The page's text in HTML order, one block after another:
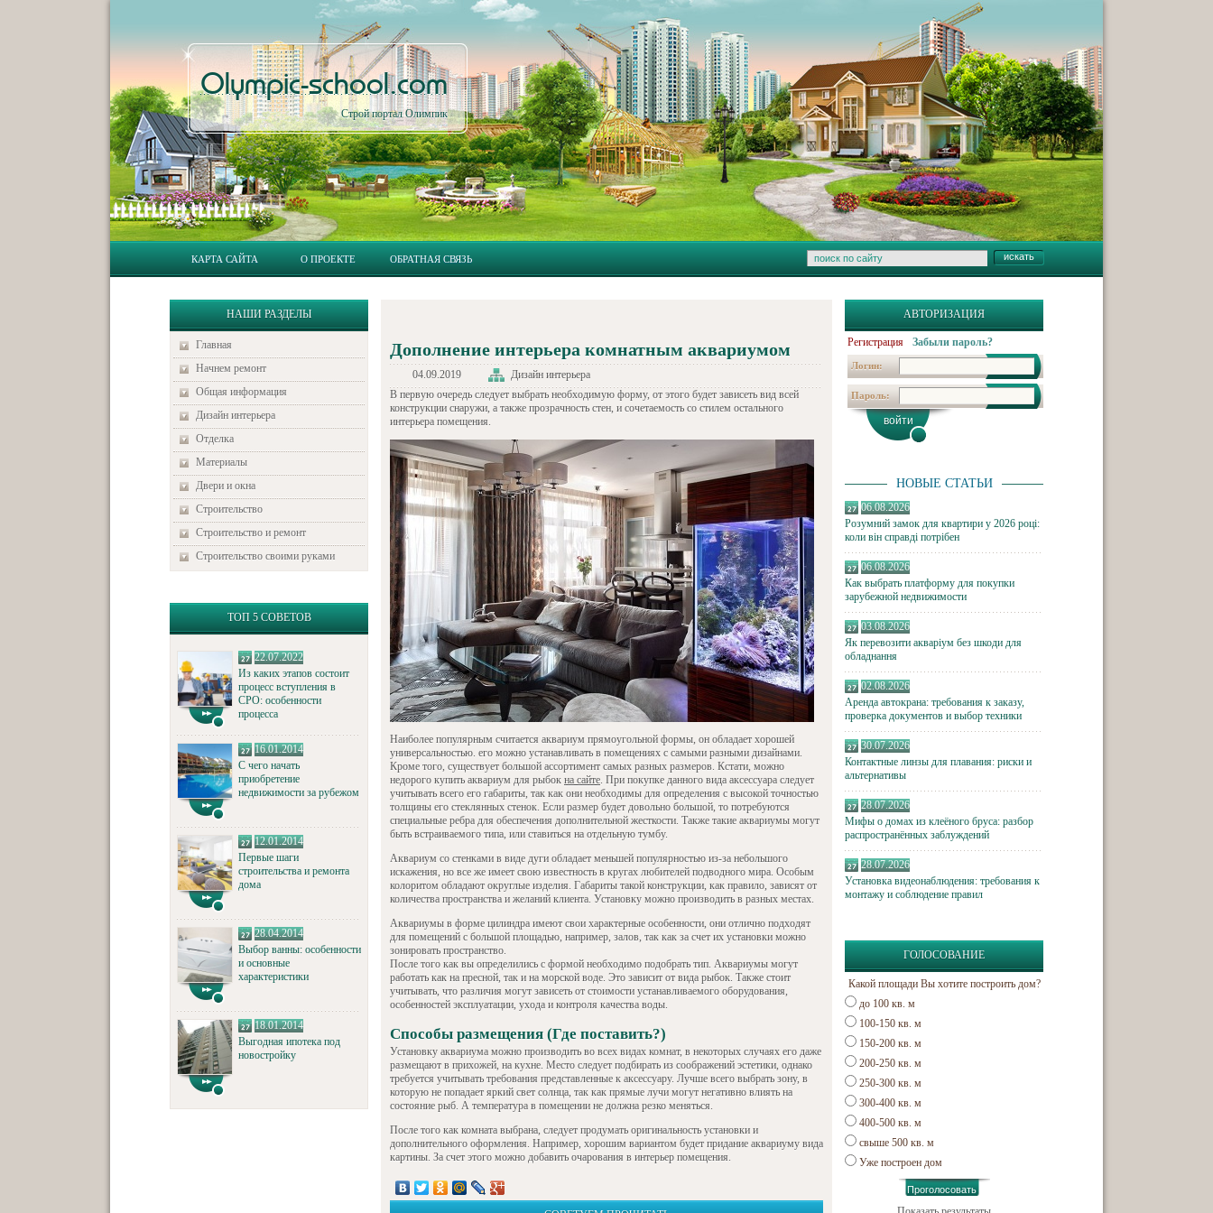
Olympic-school.com
Строй портал Олимпик
КАРТА САЙТА О ПРОЕКТЕ ОБРАТНАЯ СВЯЗЬ
НАШИ РАЗДЕЛЫ
Главная
Начнем ремонт
Общая информация
Дизайн интерьера
Отделка
Материалы
Двери и окна
Строительство
Строительство и ремонт
Строительство своими руками
ТОП 5 СОВЕТОВ
22.07.2022
Из каких этапов состоит
процесс вступления в
СРО: особенности
процесса
16.01.2014
С чего начать
приобретение
недвижимости за рубежом
12.01.2014
Первые шаги
строительства и ремонта
дома
28.04.2014
Выбор ванны: особенности
и основные
характеристики
18.01.2014
Выгодная ипотека под
новостройку
АВТОРИЗАЦИЯ
Регистрация Забыли пароль?
Логин:
Пароль:
НОВЫЕ СТАТЬИ
06.08.2026
Розумний замок для квартири у 2026 році:
коли він справді потрібен
06.08.2026
Как выбрать платформу для покупки
зарубежной недвижимости
03.08.2026
Як перевозити акваріум без шкоди для
обладнання
02.08.2026
Аренда автокрана: требования к заказу,
проверка документов и выбор техники
30.07.2026
Контактные линзы для плавания: риски и
альтернативы
28.07.2026
Мифы о домах из клеёного бруса: разбор
распространённых заблуждений
28.07.2026
Установка видеонаблюдения: требования к
монтажу и соблюдение правил
ГОЛОСОВАНИЕ
Какой площади Вы хотите построить дом?
до 100 кв. м
100-150 кв. м
150-200 кв. м
200-250 кв. м
250-300 кв. м
300-400 кв. м
400-500 кв. м
свыше 500 кв. м
Уже построен дом
Дополнение интерьера комнатным аквариумом
04.09.2019
Дизайн интерьера
В первую очередь следует выбрать необходимую форму, от этого будет зависеть вид всей
конструкции снаружи, а также прозрачность стен, и сочетаемость со стилем остального
интерьера помещения.
Наиболее популярным считается аквариум прямоугольной формы, он обладает хорошей
универсальностью. его можно устанавливать в помещениях с самыми разными дизайнами.
Кроме того, существует большой ассортимент самых разных размеров. Кстати, можно
недорого купить аквариум для рыбок на сайте. При покупке данного вида аксессуара следует
учитывать всего его габариты, так как они необходимы для определения с высокой точностью
толщины его стеклянных стенок. Если размер будет довольно большой, то потребуются
специальные ребра для обеспечения дополнительной жесткости. Также такие аквариумы могут
быть встраиваемого типа, или ставиться на отдельную тумбу.
Аквариум со стенками в виде дуги обладает меньшей популярностью из-за небольшого
искажения, но все же имеет свою известность в кругах любителей подводного мира. Особым
колоритом обладают округлые изделия. Габариты такой конструкции, как правило, зависят от
количества пространства и желаний клиента. Установку можно производить в разных местах.
Аквариумы в форме цилиндра имеют свои характерные особенности, они отлично подходят
для помещений с большой площадью, например, залов, так как за счет их установки можно
зонировать пространство.
После того как вы определились с формой необходимо подобрать тип. Аквариумы могут
работать как на пресной, так и на морской воде. Это зависит от вида рыбок. Также стоит
учитывать, что различия могут зависеть от стоимости устанавливаемого оборудования,
особенностей эксплуатации, ухода и контроля качества воды.
Способы размещения (Где поставить?)
Установку аквариума можно производить во всех видах комнат, в некоторых случаях его даже
размещают в прихожей, на кухне. Место следует подбирать из соображений эстетики, однако
требуется учитывать требования представленные к аксессуару. Лучше всего выбрать зону, в
которую не попадает яркий свет солнца, так как прямые лучи могут негативно влиять на
состояние рыб. А температура в помещении не должна резко меняться.
После того как комната выбрана, следует продумать оригинальность установки и
дополнительного оформления. Например, хорошим вариантом будет придание аквариуму вида
картины. За счет этого можно добавить очарования в интерьер помещения.